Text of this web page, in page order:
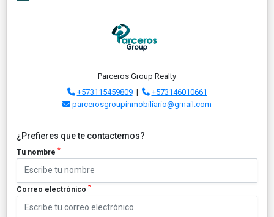
Parceros Group Realty
+573115459809|
+573146010661
parcerosgroupinmobiliario@gmail.com
¿Prefieres que te contactemos?
Tu nombre *
Correo electrónico *